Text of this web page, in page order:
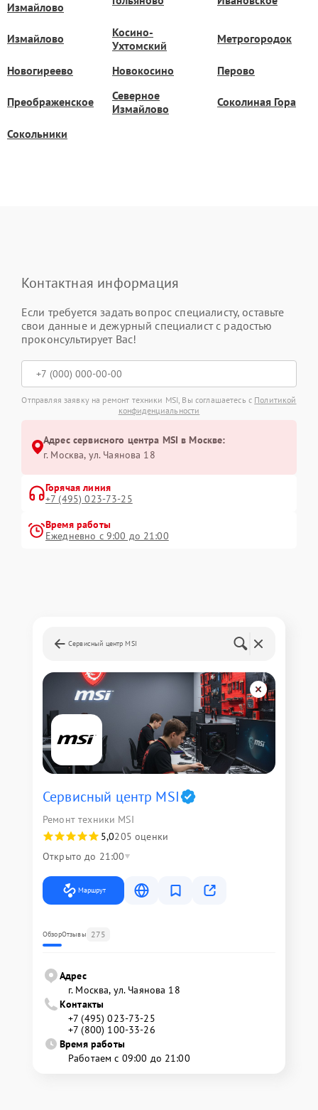
Измайлово
Измайлово
Косино-
Ухтомский
Метрогородок
Новогиреево Новокосино Перово
Преображенское
Северное
Измайлово
Соколиная Гора
Сокольники
Контактная информация
Если требуется задать вопрос специалисту, оставьте
свои данные и дежурный специалист с радостью
проконсультирует Вас!
Отправляя заявку на ремонт техники MSI, Вы соглашаетесь с Политикой
конфиденциальности
Адрес сервисного центра MSI в Москве:
г. Москва, ул. Чаянова 18
Горячая линия
+7 (495) 023-73-25
Время работы
Ежедневно с 9:00 до 21:00
Сервисный центр MSI
Сервисный центр MSI
Ремонт техники MSI
5,0205 оценки
Открыто до 21:00
Маршрут
ОбзорОтзывы 275
Адрес
г. Москва, ул. Чаянова 18
Контакты
+7 (495) 023-73-25
+7 (800) 100-33-26
Время работы
Работаем с 09:00 до 21:00